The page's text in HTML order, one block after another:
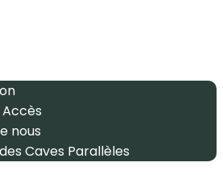
nous
Caves Parallèles